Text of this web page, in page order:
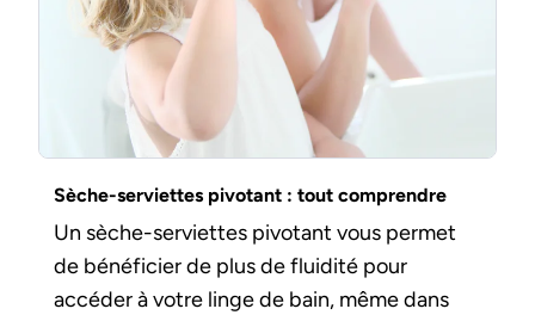
Sèche-serviettes pivotant : tout comprendre
Un sèche-serviettes pivotant vous permet
de bénéficier de plus de fluidité pour
accéder à votre linge de bain, même dans